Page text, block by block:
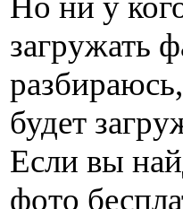
загружать
будет
Если вы
фото